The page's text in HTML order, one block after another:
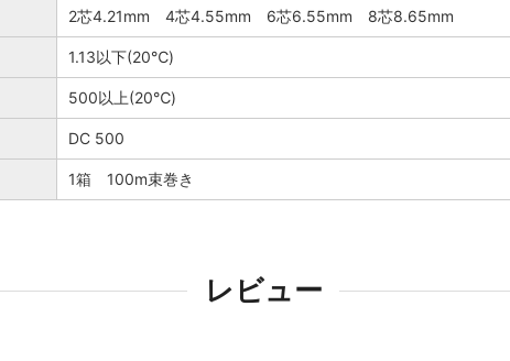
2芯4.21mm 4芯4.55mm 6芯6.55mm 8芯8.65mm
1.13以下(20℃)
500以上(20℃)
DC 500
1箱 100m束巻き
レビュー